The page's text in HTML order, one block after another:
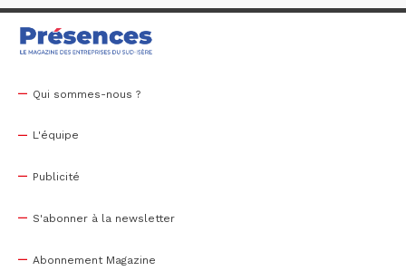
Qui sommes-nous ?
L'équipe
Publicité
S'abonner à la newsletter
Abonnement Magazine